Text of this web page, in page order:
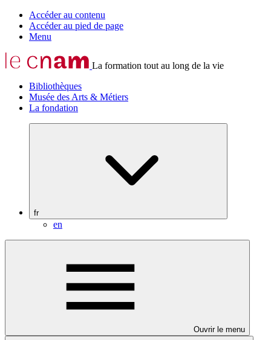
Accéder au contenu
Accéder au pied de page
Menu
La formation tout au long de la vie
Bibliothèques
Musée des Arts & Métiers
La fondation
fr
en
Ouvrir le menu